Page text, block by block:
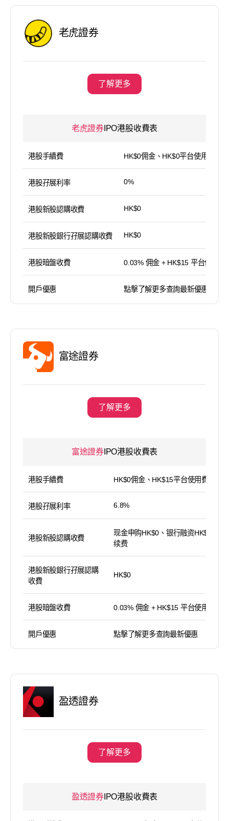
老虎證券
了解更多
老虎證券IPO港股收費表
港股手續費 HK$0佣金、HK$0平台使用費
港股孖展利率 0%
港股新股認購收費 HK$0
港股新股銀行孖展認購收費 HK$0
港股暗盤收費 0.03% 佣金 + HK$15 平台使用費
開戶優惠 點擊了解更多查詢最新優惠
富途證券
了解更多
富途證券IPO港股收費表
港股手續費 HK$0佣金、HK$15平台使用費
港股孖展利率 6.8%
港股新股認購收費
现金申购HK$0、银行融资HK$100手
续费
港股新股銀行孖展認購
收費
HK$0
港股暗盤收費 0.03% 佣金 + HK$15 平台使用費
開戶優惠 點擊了解更多查詢最新優惠
盈透證券
了解更多
盈透證券IPO港股收費表